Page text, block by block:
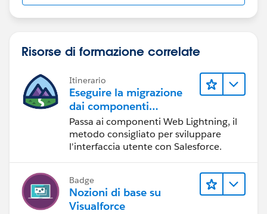
Risorse di formazione correlate
Itinerario
Eseguire la migrazione
dai componenti
Visualforce ai
componenti Web
Lightning
Passa ai componenti Web Lightning, il
metodo consigliato per sviluppare
l'interfaccia utente con Salesforce.
Badge
Nozioni di base su
Visualforce